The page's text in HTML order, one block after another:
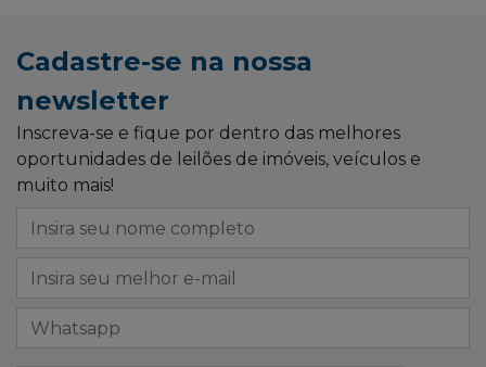
Cadastre-se na nossa
newsletter
Inscreva-se e fique por dentro das melhores
oportunidades de leilões de imóveis, veículos e
muito mais!